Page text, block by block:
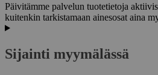
Päivitämme palvelun tuotetietoja
kuitenkin tarkistamaan ainesosat aina
Sijainti myymälässä